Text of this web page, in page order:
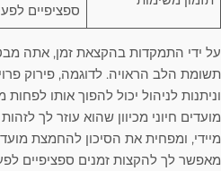
ספציפיים
על ידי התמקדות בהקצאת זמן, אתה
תשומת הלב הראויה. לדוגמה, פירוק
וניתנות לניהול יכול להפוך אותו
מועדים חיוני מכיוון שהוא עוזר לך
מיידי, ומפחית את הסיכון להחמצת
מאפשר לך להקצות זמנים ספציפיים